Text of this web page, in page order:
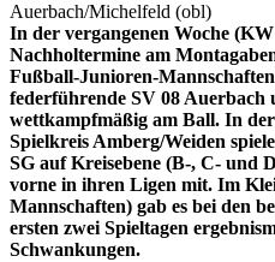
Auerbach/Michelfeld (obl)
In der vergangenen Woche
Nachholtermine am
Fußball-Junioren-
federführende SV 08
wettkampfmäßig am Ball. In
Spielkreis Amberg/Weiden
SG auf Kreisebene (B-, C- und
vorne in ihren Ligen mit. Im
Mannschaften) gab es bei den
ersten zwei Spieltagen
Schwankungen.